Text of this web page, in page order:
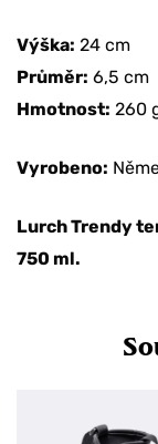
Výška: 24 cm
Průměr: 6,5 cm
Hmotnost: 260
Vyrobeno:
Lurch Trendy
750 ml.